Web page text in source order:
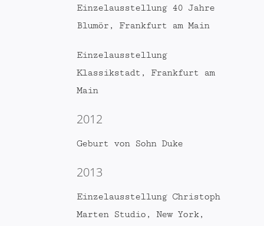
Einzelausstellung 40 Jahre
Blumör, Frankfurt am Main
Einzelausstellung
Klassikstadt, Frankfurt am
Main
2012
Geburt von Sohn Duke
2013
Einzelausstellung Christoph
Marten Studio, New York,